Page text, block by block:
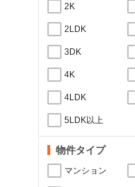
2K
2LDK
3DK
4K
4LDK
5LDK以上
物件タイプ
マンション